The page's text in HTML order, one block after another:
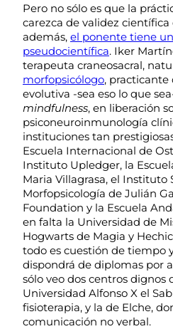
Pero no sólo es que la
carezca de validez científica
además, el ponente tiene
pseudocientífica. Iker
terapeuta craneosacral,
morfopsicólogo, practicante
evolutiva -sea eso lo que
mindfulness, en liberación
psiconeuroinmunología
instituciones tan
Escuela Internacional de
Instituto Upledger, la
Maria Villagrasa, el Instituto
Morfopsicología de Julián
Foundation y la Escuela
en falta la Universidad de
Hogwarts de Magia y
todo es cuestión de tiempo
dispondrá de diplomas por
sólo veo dos centros dignos
Universidad Alfonso X el
fisioterapia, y la de Elche,
comunicación no verbal.